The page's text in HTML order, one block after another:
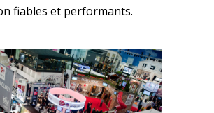
fiables et performants.